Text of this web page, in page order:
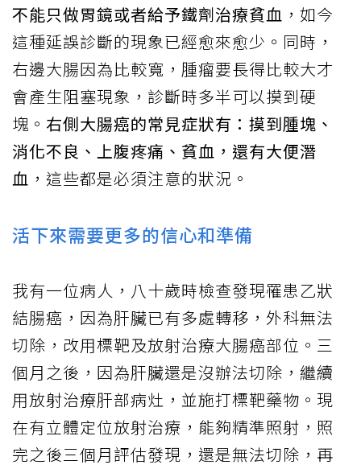
不能只做胃鏡或者給予鐵劑治療貧血 ，如今
這種延誤診斷的現象已經愈來愈少。同時，
右邊大腸因為比較寬，腫瘤要長得比較大才
會產生阻塞現象，診斷時多半可以摸到硬
塊。 右側大腸癌的常見症狀有：摸到腫塊、
消化不良、上腹疼痛、貧血，還有大便潛
血 ，這些都是必須注意的狀況。
活下來需要更多的信心和準備
我有一位病人，八十歲時檢查發現罹患乙狀
結腸癌，因為肝臟已有多處轉移，外科無法
切除，改用標靶及放射治療大腸癌部位。三
個月之後，因為肝臟還是沒辦法切除，繼續
用放射治療肝部病灶，並施打標靶藥物。現
在有立體定位放射治療，能夠精準照射，照
完之後三個月評估發現，還是無法切除，再